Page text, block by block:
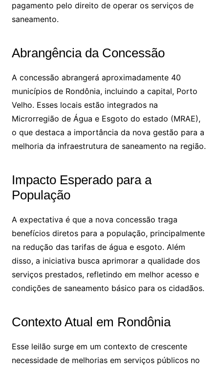
pagamento pelo direito de operar os serviços de
saneamento.
Abrangência da Concessão
A concessão abrangerá aproximadamente 40
municípios de Rondônia, incluindo a capital, Porto
Velho. Esses locais estão integrados na
Microrregião de Água e Esgoto do estado (MRAE),
o que destaca a importância da nova gestão para a
melhoria da infraestrutura de saneamento na região.
Impacto Esperado para a
População
A expectativa é que a nova concessão traga
benefícios diretos para a população, principalmente
na redução das tarifas de água e esgoto. Além
disso, a iniciativa busca aprimorar a qualidade dos
serviços prestados, refletindo em melhor acesso e
condições de saneamento básico para os cidadãos.
Contexto Atual em Rondônia
Esse leilão surge em um contexto de crescente
necessidade de melhorias em serviços públicos no